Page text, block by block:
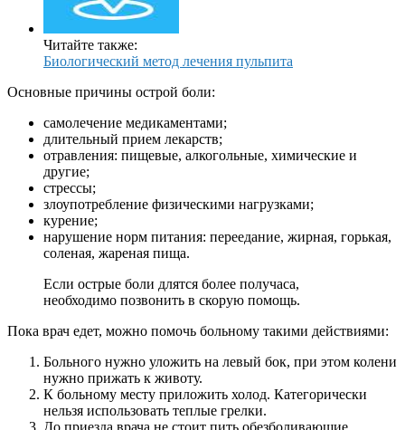
Читайте также:
Биологический метод лечения пульпита
Основные причины острой боли:
самолечение медикаментами;
длительный прием лекарств;
отравления: пищевые, алкогольные, химические и
другие;
стрессы;
злоупотребление физическими нагрузками;
курение;
нарушение норм питания: переедание, жирная, горькая,
соленая, жареная пища.
Если острые боли длятся более получаса,
необходимо позвонить в скорую помощь.
Пока врач едет, можно помочь больному такими действиями:
Больного нужно уложить на левый бок, при этом колени
нужно прижать к животу.
К больному месту приложить холод. Категорически
нельзя использовать теплые грелки.